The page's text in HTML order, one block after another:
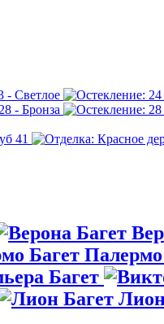
Палермо
Багет